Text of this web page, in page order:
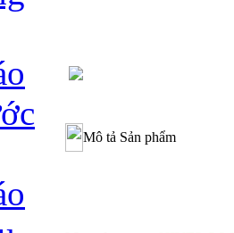
Mô tả Sản phẩm